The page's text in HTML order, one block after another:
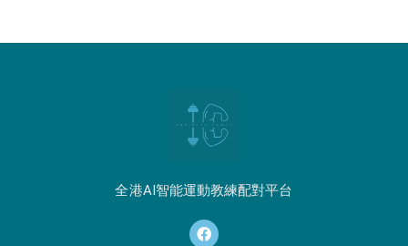
全港AI智能運動教練配對平台